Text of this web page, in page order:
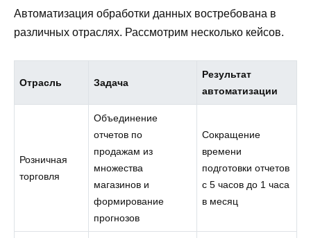
Автоматизация обработки данных востребована в
различных отраслях. Рассмотрим несколько кейсов.
Отрасль Задача
Результат
автоматизации
Розничная
торговля
Объединение
отчетов по
продажам из
множества
магазинов и
формирование
прогнозов
Сокращение
времени
подготовки отчетов
с 5 часов до 1 часа
в месяц